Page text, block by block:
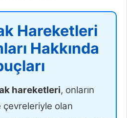
Hareketleri
Hakkında
hareketleri, onların
çevreleriyle olan